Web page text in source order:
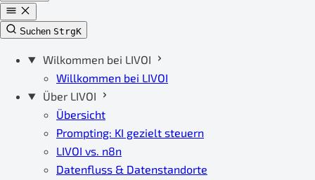
Suchen StrgK
Wilkommen bei LIVOI
Willkommen bei LIVOI
Über LIVOI
Übersicht
Prompting: KI gezielt steuern
LIVOI vs. n8n
Datenfluss & Datenstandorte